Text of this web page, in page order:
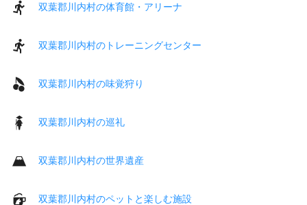
双葉郡川内村の体育館・アリーナ
双葉郡川内村のトレーニングセンター
双葉郡川内村の味覚狩り
双葉郡川内村の巡礼
双葉郡川内村の世界遺産
双葉郡川内村のペットと楽しむ施設